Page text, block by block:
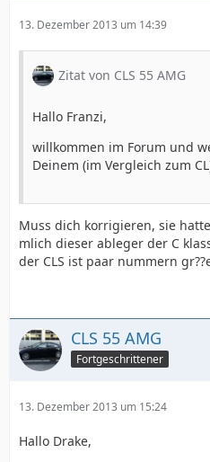
13. Dezember 2013 um 14:39
Zitat von CLS 55 AMG
Hallo Franzi,
willkommen im Forum und
Deinem (im Vergleich zum
Muss dich korrigieren, sie
mlich dieser ableger der C
der CLS ist paar nummern
CLS 55 AMG
Fortgeschrittener
13. Dezember 2013 um 15:24
Hallo Drake,